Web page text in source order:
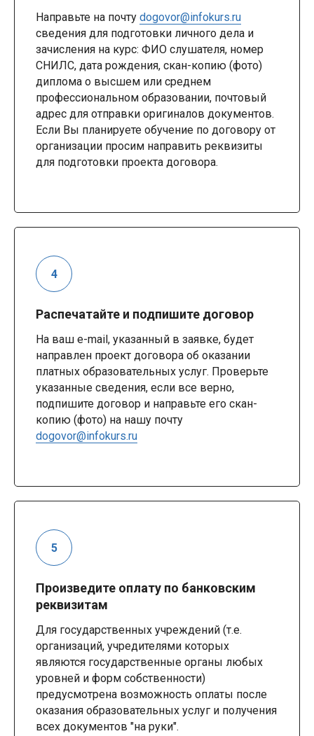
Направьте на почту dogovor@infokurs.ru
сведения для подготовки личного дела и
зачисления на курс: ФИО слушателя, номер
СНИЛС, дата рождения, скан-копию (фото)
диплома о высшем или среднем
профессиональном образовании, почтовый
адрес для отправки оригиналов документов.
Если Вы планируете обучение по договору от
организации просим направить реквизиты
для подготовки проекта договора.
Распечатайте и подпишите договор
На ваш e-mail, указанный в заявке, будет
направлен проект договора об оказании
платных образовательных услуг. Проверьте
указанные сведения, если все верно,
подпишите договор и направьте его скан-
копию (фото) на нашу почту
dogovor@infokurs.ru
Произведите оплату по банковским
реквизитам
Для государственных учреждений (т.е.
организаций, учредителями которых
являются государственные органы любых
уровней и форм собственности)
предусмотрена возможность оплаты после
оказания образовательных услуг и получения
всех документов "на руки".